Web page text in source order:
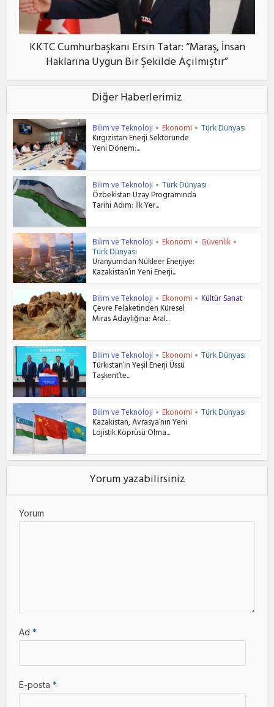
KKTC Cumhurbaşkanı Ersin Tatar: “Maraş, İnsan
Haklarına Uygun Bir Şekilde Açılmıştır”
Diğer Haberlerimiz
Bilim ve Teknoloji • Ekonomi • Türk Dünyası
Kırgızistan Enerji Sektöründe
Yeni Dönem:...
Bilim ve Teknoloji • Türk Dünyası
Özbekistan Uzay Programında
Tarihi Adım: İlk Yer...
Bilim ve Teknoloji • Ekonomi • Güvenlik •
Türk Dünyası
Uranyumdan Nükleer Enerjiye:
Kazakistan’ın Yeni Enerji...
Bilim ve Teknoloji • Ekonomi • Kültür Sanat
Çevre Felaketinden Küresel
Miras Adaylığına: Aral...
Bilim ve Teknoloji • Ekonomi • Türk Dünyası
Türkistan’ın Yeşil Enerji Üssü
Taşkent’te...
Bilim ve Teknoloji • Ekonomi • Türk Dünyası
Kazakistan, Avrasya’nın Yeni
Lojistik Köprüsü Olma...
Yorum yazabilirsiniz
Yorum
Ad*
E-posta*